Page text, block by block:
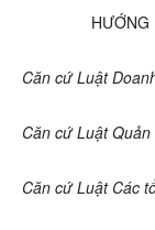
HƯỚNG
Căn cứ Luật
Căn cứ Luật Quản
Căn cứ Luật Các